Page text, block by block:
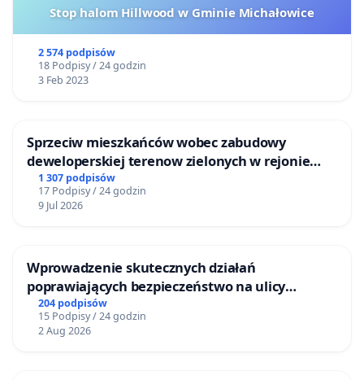
Stop halom Hillwood w Gminie Michałowice
2 574 podpisów
18 Podpisy / 24 godzin
3 Feb 2023
Sprzeciw mieszkańców wobec zabudowy
deweloperskiej terenow zielonych w rejonie
Bulwarów Straceńskich w Bielsku-Białej
1 307 podpisów
17 Podpisy / 24 godzin
9 Jul 2026
Wprowadzenie skutecznych działań
poprawiających bezpieczeństwo na ulicy
Żeromskiego w Otwocku
204 podpisów
15 Podpisy / 24 godzin
2 Aug 2026